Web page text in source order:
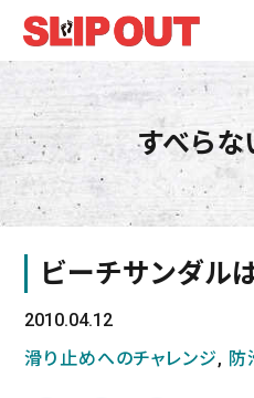
すべら
ビーチサンダル
2010.04.12
滑り止めへのチャレンジ, 防